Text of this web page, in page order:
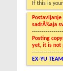
If this is
sadrÅ¾aja
Posting
yet, it is not
EX-YU